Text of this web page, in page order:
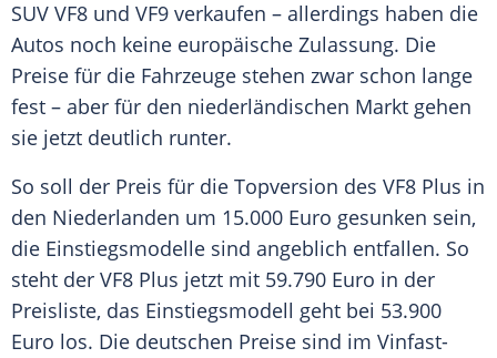
SUV VF8 und VF9 verkaufen – allerdings haben die
Autos noch keine europäische Zulassung. Die
Preise für die Fahrzeuge stehen zwar schon lange
fest – aber für den niederländischen Markt gehen
sie jetzt deutlich runter.
So soll der Preis für die Topversion des VF8 Plus in
den Niederlanden um 15.000 Euro gesunken sein,
die Einstiegsmodelle sind angeblich entfallen. So
steht der VF8 Plus jetzt mit 59.790 Euro in der
Preisliste, das Einstiegsmodell geht bei 53.900
Euro los. Die deutschen Preise sind im Vinfast-